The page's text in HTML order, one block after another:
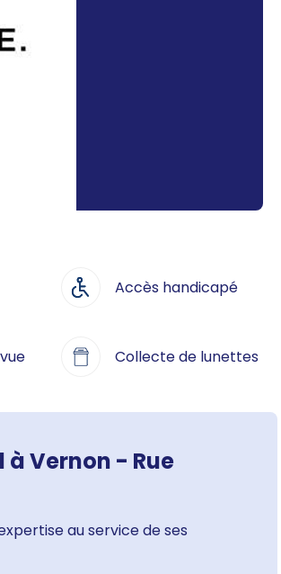
Accès handicapé
Collecte de lunettes
Vernon - Rue
au service de ses